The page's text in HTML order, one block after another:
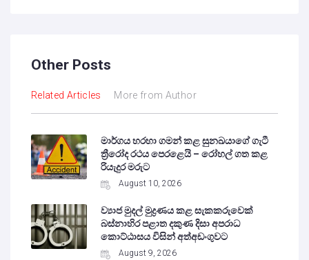
Other Posts
Related Articles More from Author
මාර්ගය හරහා ගමන් කළ සුනඛයාගේ ගැටී
ත්‍රීරෝද රථය පෙරළෙයි – රෝහල් ගත කළ
රියැදුර මරුට
August 10, 2026
ව්‍යාජ මුදල් මුද්‍රණය කළ සැකකරුවෙක්
බස්නාහිර පළාත දකුණ දිසා අපරාධ
කොට්ඨාසය විසින් අත්අඩංගුවට
August 9, 2026